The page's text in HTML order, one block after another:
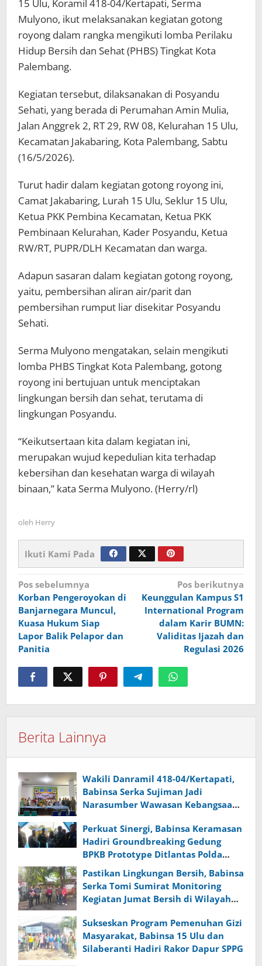
15 Ulu, Koramil 418-04/Kertapati, Serma
Mulyono, ikut melaksanakan kegiatan gotong
royong dalam rangka mengikuti lomba Perilaku
Hidup Bersih dan Sehat (PHBS) Tingkat Kota
Palembang.
Kegiatan tersebut, dilaksanakan di Posyandu
Sehati, yang berada di Perumahan Amin Mulia,
Jalan Anggrek 2, RT 29, RW 08, Kelurahan 15 Ulu,
Kecamatan Jakabaring, Kota Palembang, Sabtu
(16/5/2026).
Turut hadir dalam kegiatan gotong royong ini,
Camat Jakabaring, Lurah 15 Ulu, Seklur 15 Ulu,
Ketua PKK Pembina Kecamatan, Ketua PKK
Pembinaan Kelurahan, Kader Posyandu, Ketua
RW/RT, PUPR/DLH Kecamatan dan warga.
Adapun sasaran dalam kegiatan gotong royong,
yaitu, pembersihan aliran air/parit dan
pembersihan rumput liar disekitar Posyandu
Sehati.
Serma Mulyono mengatakan, selain mengikuti
lomba PHBS Tingkat Kota Palembang, gotong
royong ini bertujuan untuk menciptakan
lingkungan bersih dan sehat, terutama di
lingkungan Posyandu.
“Keikutsertaan kita dalam kegiatan ini,
merupakan wujud kepedulian kita terhadap
kebersihan dan kesehatan warga di wilayah
binaan,” kata Serma Mulyono. (Herry/rl)
oleh Herry
Ikuti Kami Pada
Navigasi
pos
Pos sebelumnya
Korban Pengeroyokan di
Banjarnegara Muncul,
Kuasa Hukum Siap
Lapor Balik Pelapor dan
Panitia
Pos berikutnya
Keunggulan Kampus S1
International Program
dalam Karir BUMN:
Validitas Ijazah dan
Regulasi 2026
Berita Lainnya
Wakili Danramil 418-04/Kertapati,
Babinsa Serka Sujiman Jadi
Narasumber Wawasan Kebangsaan
Perkuat Sinergi, Babinsa Keramasan
Hadiri Groundbreaking Gedung
BPKB Prototype Ditlantas Polda
Sumsel
Pastikan Lingkungan Bersih, Babinsa
Serka Tomi Sumirat Monitoring
Kegiatan Jumat Bersih di Wilayah
Sukseskan Program Pemenuhan Gizi
Masyarakat, Babinsa 15 Ulu dan
Silaberanti Hadiri Rakor Dapur SPPG